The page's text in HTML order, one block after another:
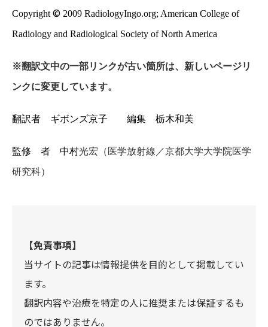
Copyright © 2009 RadiologyIngo.org; American College of
Radiology and Radiological Society of North America
※翻訳文中の一部リンクが古い箇所は、新しいページリ
ンクに変更しています。
翻訳者 ギボンズ京子 編集 栃木和美
監修 者 中村光宏（医学放射線／京都大学大学院医学
研究科）
【免責事項】
当サイトの記事は情報提供を目的として掲載してい
ます。
翻訳内容や治療を特定の人に推奨または保証するも
のではありません。